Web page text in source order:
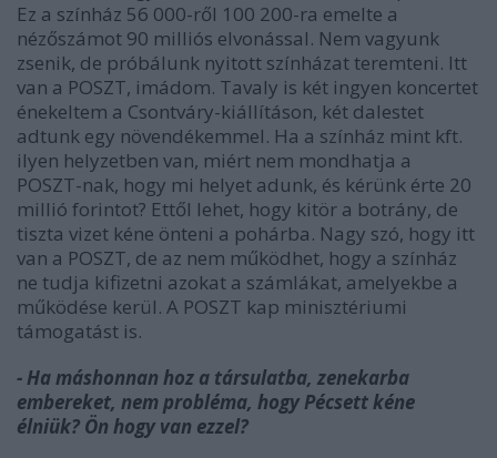
Ez a színház 56 000-ről 100 200-ra emelte a
nézőszámot 90 milliós elvonással. Nem vagyunk
zsenik, de próbálunk nyitott színházat teremteni. Itt
van a POSZT, imádom. Tavaly is két ingyen koncertet
énekeltem a Csontváry-kiállításon, két dalestet
adtunk egy növendékemmel. Ha a színház mint kft.
ilyen helyzetben van, miért nem mondhatja a
POSZT-nak, hogy mi helyet adunk, és kérünk érte 20
millió forintot? Ettől lehet, hogy kitör a botrány, de
tiszta vizet kéne önteni a pohárba. Nagy szó, hogy itt
van a POSZT, de az nem működhet, hogy a színház
ne tudja kifizetni azokat a számlákat, amelyekbe a
működése kerül. A POSZT kap minisztériumi
támogatást is.
- Ha máshonnan hoz a társulatba, zenekarba
embereket, nem probléma, hogy Pécsett kéne
élniük? Ön hogy van ezzel?